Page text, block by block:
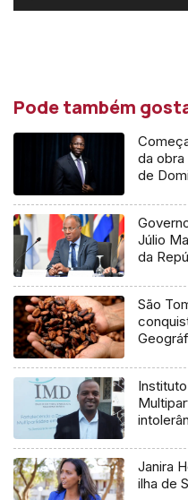
de
Pode também
da
de
Júlio
da
São
Janira
ilha de